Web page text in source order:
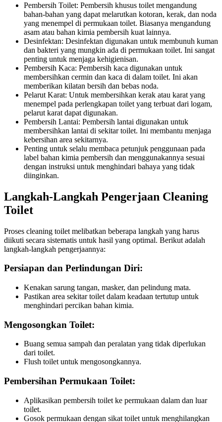
Pembersih Toilet: Pembersih khusus toilet mengandung
bahan-bahan yang dapat melarutkan kotoran, kerak, dan noda
yang menempel di permukaan toilet. Biasanya mengandung
asam atau bahan kimia pembersih kuat lainnya.
Desinfektan: Desinfektan digunakan untuk membunuh kuman
dan bakteri yang mungkin ada di permukaan toilet. Ini sangat
penting untuk menjaga kehigienisan.
Pembersih Kaca: Pembersih kaca digunakan untuk
membersihkan cermin dan kaca di dalam toilet. Ini akan
memberikan kilatan bersih dan bebas noda.
Pelarut Karat: Untuk membersihkan kerak atau karat yang
menempel pada perlengkapan toilet yang terbuat dari logam,
pelarut karat dapat digunakan.
Pembersih Lantai: Pembersih lantai digunakan untuk
membersihkan lantai di sekitar toilet. Ini membantu menjaga
kebersihan area sekitarnya.
Penting untuk selalu membaca petunjuk penggunaan pada
label bahan kimia pembersih dan menggunakannya sesuai
dengan instruksi untuk menghindari bahaya yang tidak
diinginkan.
Langkah-Langkah Pengerjaan Cleaning
Toilet
Proses cleaning toilet melibatkan beberapa langkah yang harus
diikuti secara sistematis untuk hasil yang optimal. Berikut adalah
langkah-langkah pengerjaannya:
Persiapan dan Perlindungan Diri:
Kenakan sarung tangan, masker, dan pelindung mata.
Pastikan area sekitar toilet dalam keadaan tertutup untuk
menghindari percikan bahan kimia.
Mengosongkan Toilet:
Buang semua sampah dan peralatan yang tidak diperlukan
dari toilet.
Flush toilet untuk mengosongkannya.
Pembersihan Permukaan Toilet:
Aplikasikan pembersih toilet ke permukaan dalam dan luar
toilet.
Gosok permukaan dengan sikat toilet untuk menghilangkan